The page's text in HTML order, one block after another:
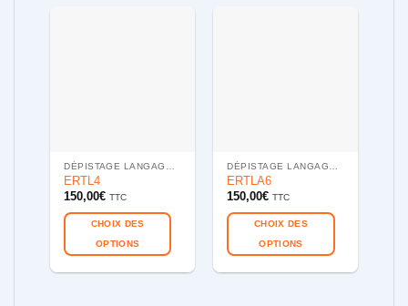
ERTL4
150,00€ TTC
CHOIX DES
OPTIONS
ERTLA6
150,00€ TTC
CHOIX DES
OPTIONS